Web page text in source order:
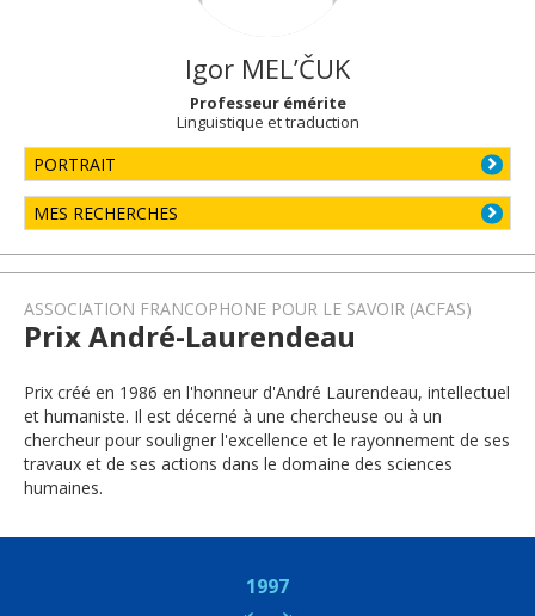
Igor MEL’ČUK
Professeur émérite
Linguistique et traduction
PORTRAIT
MES RECHERCHES
ASSOCIATION FRANCOPHONE POUR LE SAVOIR (ACFAS)
Prix André-Laurendeau
Prix créé en 1986 en l'honneur d'André Laurendeau, intellectuel
et humaniste. Il est décerné à une chercheuse ou à un
chercheur pour souligner l'excellence et le rayonnement de ses
travaux et de ses actions dans le domaine des sciences
humaines.
1997